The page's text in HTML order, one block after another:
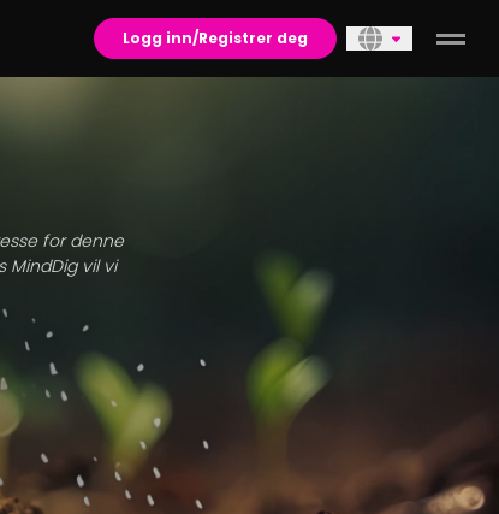
Logg inn/Registrer deg
for denne
MindDig vil vi